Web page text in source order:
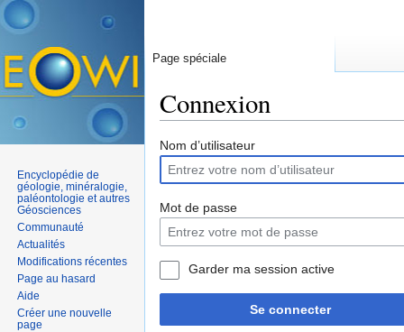
Connexion
Nom d’utilisateur
Mot de passe
Garder ma session active
Se connecter
Page spéciale
Encyclopédie de
géologie, minéralogie,
paléontologie et autres
Géosciences
Communauté
Actualités
Modifications récentes
Page au hasard
Aide
Créer une nouvelle
page